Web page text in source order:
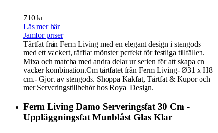
710 kr
Läs mer här
Jämför priser
Tårtfat från Ferm Living med en elegant design i stengods
med ett vackert, räfflat mönster perfekt för festliga tillfällen.
Mixa och matcha med andra delar ur serien för att skapa en
vacker kombination.Om tårtfatet från Ferm Living- Ø31 x H8
cm.- Gjort av stengods. Shoppa Kakfat, Tårtfat & Kupor och
mer Serveringstillbehör hos Royal Design.
Ferm Living Damo Serveringsfat 30 Cm -
Uppläggningsfat Munblåst Glas Klar